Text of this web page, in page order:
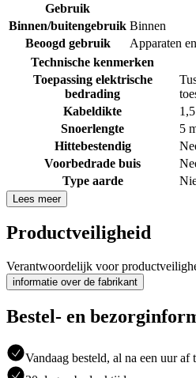
Gebruik
Binnen/buitengebruik Binnen
Beoogd gebruik
Apparaten
Technische kenmerken
Toepassing elektrische
bedrading
Kabeldikte
Snoerlengte
5
Hittebestendig
Voorbedrade buis
Type aarde
Lees meer
Productveiligheid
Verantwoordelijk voor
informatie over de fabrikant
Bestel- en
Vandaag besteld, al na een uur